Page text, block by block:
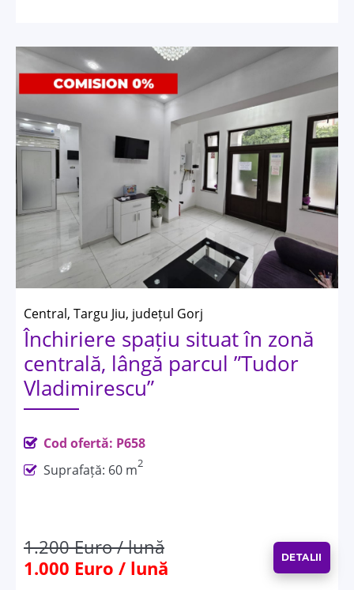
Central, Targu Jiu, județul Gorj
Închiriere spațiu situat în zonă
centrală, lângă parcul ”Tudor
Vladimirescu”
Cod ofertă: P658
Suprafață: 60 m2
1.200 Euro / lună
1.000 Euro / lună
DETALII